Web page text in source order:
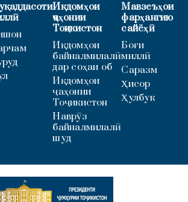
Иқдомҳои
ҷаҳонии
Тоҷикистон
Иқдомҳои
байналмилалӣ
дар соҳаи об
Иқдомҳои
ҷаҳонии
Тоҷикистон
Наврӯз
байналмилалӣ
шуд
Мавзеъҳои
фарҳангию
сайёҳӣ
Боғи
миллӣ
Саразм
Ҳисор
Ҳулбук